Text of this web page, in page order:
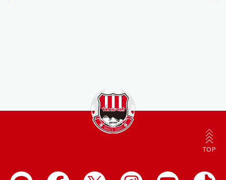
TOP